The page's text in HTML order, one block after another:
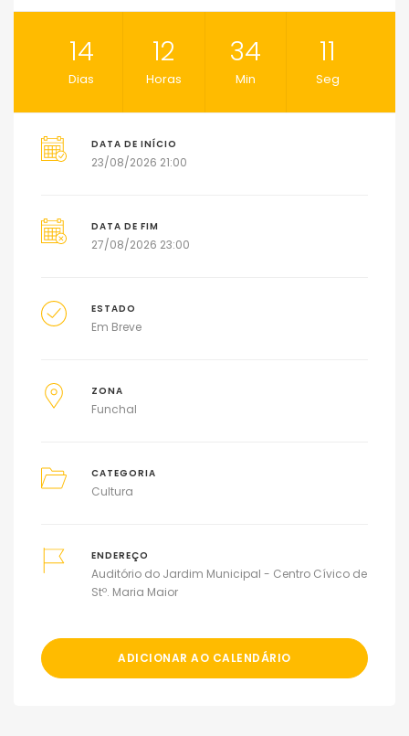
14
Dias
12
Horas
34
Min
11
Seg
DATA DE INÍCIO
23/08/2026 21:00
DATA DE FIM
27/08/2026 23:00
ESTADO
Em Breve
ZONA
Funchal
CATEGORIA
Cultura
ENDEREÇO
Auditório do Jardim Municipal - Centro Cívico de
Stº. Maria Maior
ADICIONAR AO CALENDÁRIO